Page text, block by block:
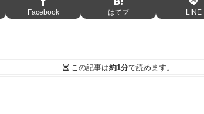
Facebook はてブ LINE
この記事は約1分で読めます。